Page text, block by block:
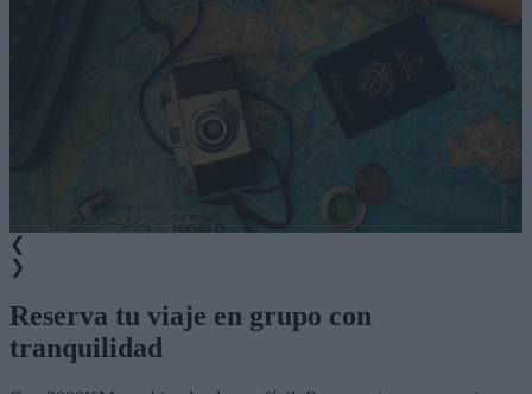
❮
❯
Reserva tu viaje en grupo con
tranquilidad